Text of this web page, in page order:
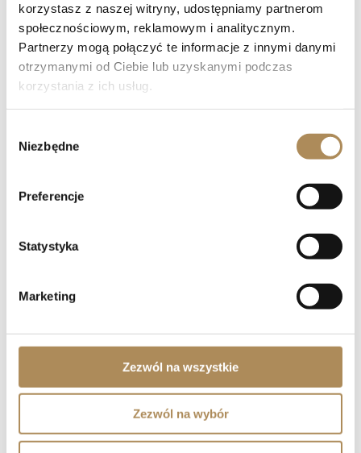
korzystasz z naszej witryny, udostępniamy partnerom
społecznościowym, reklamowym i analitycznym.
Partnerzy mogą połączyć te informacje z innymi danymi
otrzymanymi od Ciebie lub uzyskanymi podczas
korzystania z ich usług.
zgody
Niezbędne
Preferencje
Statystyka
Marketing
Zezwól na wszystkie
Zezwól na wybór